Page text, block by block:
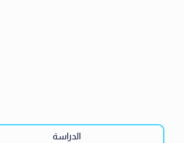
الدراسة